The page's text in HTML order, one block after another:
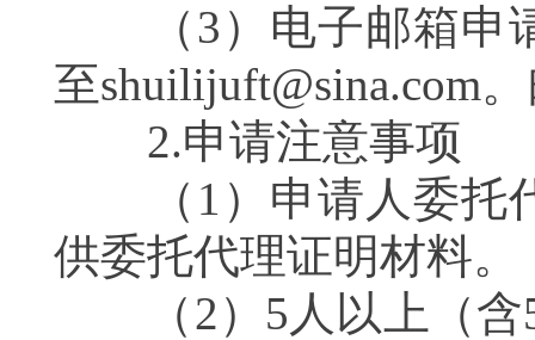
（3）电子邮箱申请
至shuilijuft@sina.com
2.申请注意事项
（1）申请人委托代
供委托代理证明材料。
（2）5人以上（含5